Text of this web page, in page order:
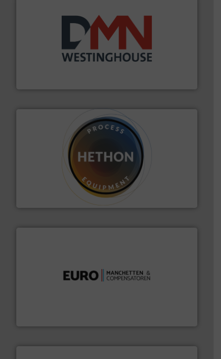
plastic-, (petro) chemische, farmaceutische,
mineralen-, energie en biomassa industrieën.
HETHON is wereldwijd specialist in poeder- en
vloeistofdosering, met name bij lastig te verwerken
Meer info ➜